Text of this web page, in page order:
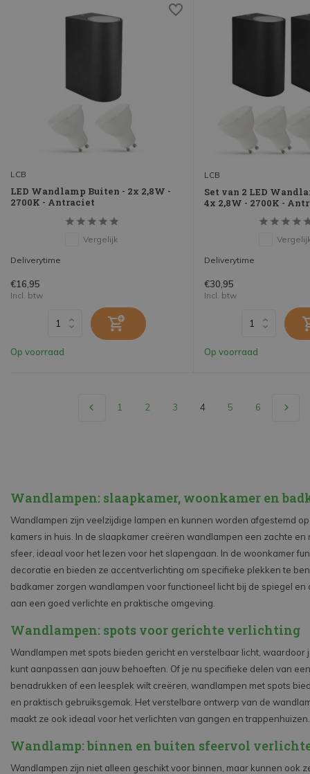
LCB
LED Wandlamp Buiten - 2x 2,8W -
2700K - Antraciet
Vergelijk
Deliverytime
€16,95
Incl. btw
Op voorraad
LCB
Set van 2 LED
4x 2,8W - 2700K -
Deliverytime
€30,95
Incl. btw
Op voorraad
1 2 3 4 5 6
Wandlampen: slaapkamer, woonkamer en
Wandlampen zijn veelzijdige lampen en kunnen worden afgestemd
kamers in huis. In de slaapkamer creëren wandlampen een zachte en
sfeer, ideaal voor het lezen voor het slapengaan. In de woonkamer
decoratie en bieden ze accentverlichting om specifieke plekken te
badkamer zorgen wandlampen voor functioneel licht bij de spiegel en
aan een goed verlichte en praktische omgeving.
Wandlampen: spots voor gerichte verlichting
Wandlampen met spots bieden gericht en verstelbaar licht, waardoor
kunt aanpassen aan jouw behoeften. Of je nu specifieke delen van
benadrukken of een leesplek wilt creëren, wandlampen met spots
en praktisch gebruiksgemak. Het verstelbare ontwerp van de
maakt ze ook ideaal voor het verlichten van gangen en trappenhuizen.
Wandlamp: binnen en buiten sfeervol
Wandlampen zijn niet alleen geschikt voor binnen, maar kunnen ook